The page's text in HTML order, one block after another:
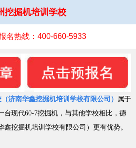
挖掘机培训学校
名热线：400-660-5933
（济南华鑫挖掘机培训学校有限公司）
属于
台现代60-7挖掘机，与其他学校相比，德
鑫挖掘机培训学校有限公司 ） 更有优势。